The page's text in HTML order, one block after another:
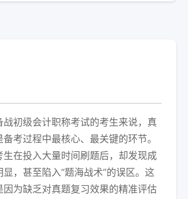
战初级会计职称考试的考生来说，真
考过程中最核心、最关键的环节。
生在投入大量时间刷题后，却发现成
，甚至陷入“题海战术”的误区。这
因为缺乏对真题复习效果的精准评估